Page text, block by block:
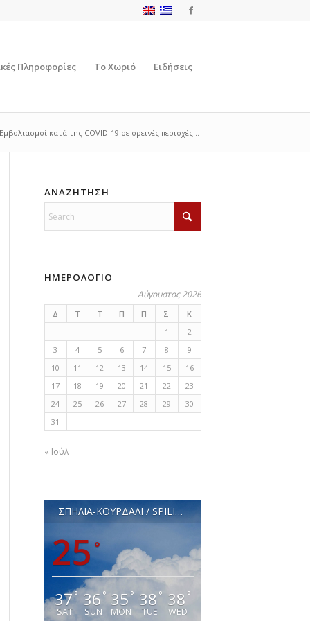
Πληροφορίες Το Χωριό Ειδήσεις
Εμβολιασμοί κατά της COVID-19 σε ορεινές περιοχές...
ΑΝΑΖΗΤΗΣΗ
ΗΜΕΡΟΛΟΓΙΟ
Αύγουστος 2026
Δ Τ Τ Π Π Σ
Κ
1
2
3
4 5 6 7 8
9
10
11 12 13 14 15
16
17
18 19 20 21 22
23
24
25 26 27 28 29
30
31
« Ιούλ
ΣΠΗΛΙΑ-ΚΟΥΡΔΑΛΙ / SPILIA-KOURDALI
25°
37°
SAT
36 °
SUN
35 °
MON
38 °
TUE
38 °
WED